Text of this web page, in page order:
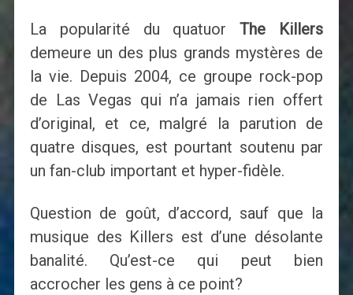
La popularité du quatuorThe Killers
demeure un des plus grands mystères de
la vie. Depuis 2004, ce groupe rock-pop
de Las Vegas qui n’a jamais rien offert
d’original, et ce, malgré la parution de
quatre disques, est pourtant soutenu par
un fan-club important et hyper-fidèle.
Question de goût, d’accord, sauf que la
musique des Killers est d’une désolante
banalité. Qu’est-ce qui peut bien
accrocher les gens à ce point?